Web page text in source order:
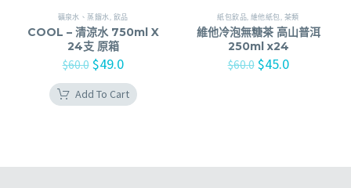
礦泉水、蒸餾水 飲品
COOL – 清涼水 750ml X
24支 原箱
$60.0 $49.0
Add To Cart
紙包飲品 ,維他紙包 茶類
維他冷泡無糖茶 高山普洱
250ml x24
$60.0 $45.0